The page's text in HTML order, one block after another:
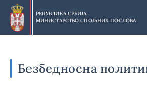
Прескочи
главни
део
РЕПУБЛИКА СРБИЈА
МИНИСТАРСТВО СПОЉНИХ ПОСЛОВА
Безбедносна